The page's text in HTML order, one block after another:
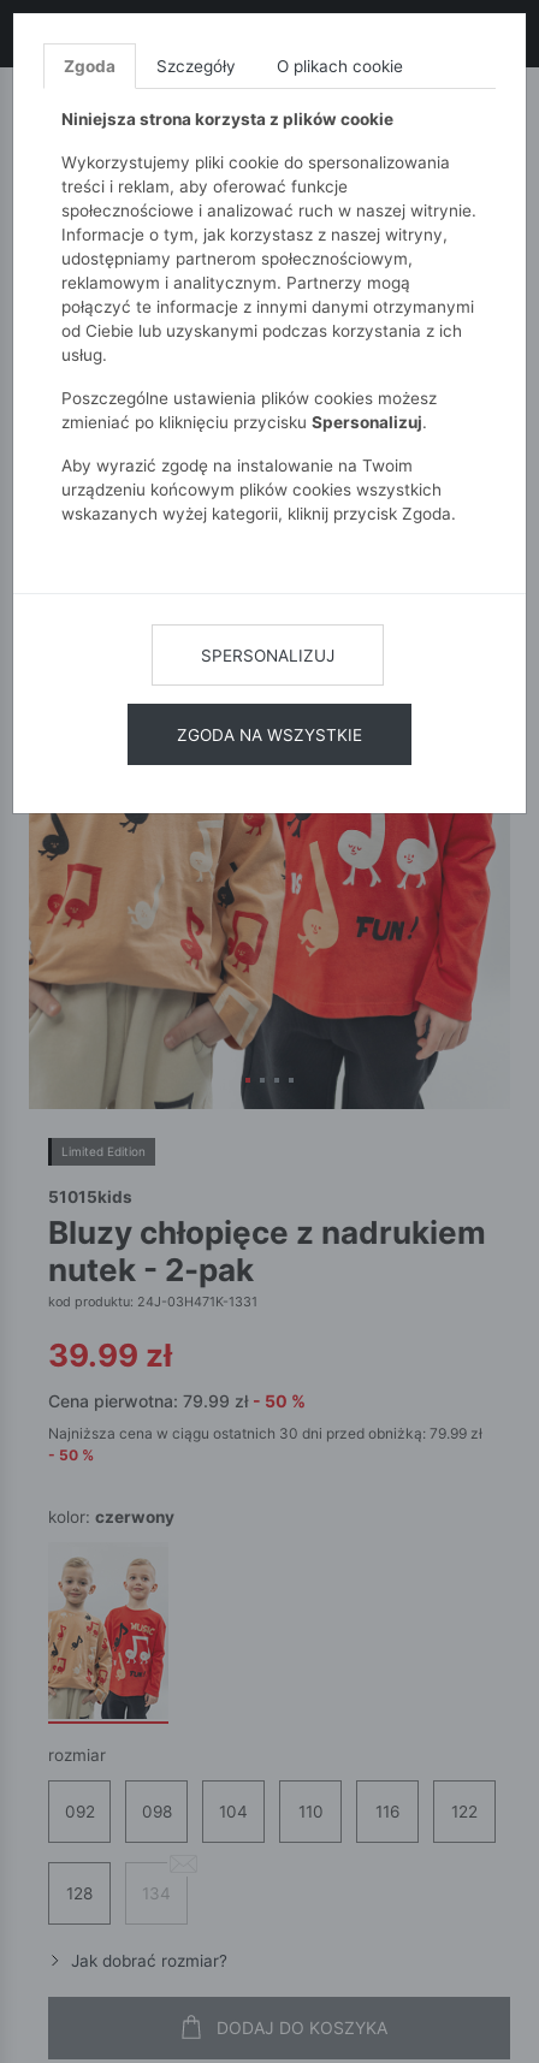
MONNARI QUIOSQUE
51015kids
Chłopcy 2-7 lat
Bluzy chłopięce z nadrukiem nutek - 2-pak
Limited Edition
51015kids
bluzy chłopięce z nadrukiem
nutek - 2-pak
kod produktu: 24J-03H471K-1331
39.99 zł
Cena pierwotna: 79.99 zł - 50 %
Najniższa cena w ciągu ostatnich 30 dni przed obniżką: 79.99 zł
- 50 %
kolor: czerwony
rozmiar
092 098 104 110 116 122
128 134
Jak dobrać rozmiar?
DODAJ DO KOSZYKA
Zgoda Szczegóły O plikach cookie
Niniejsza strona korzysta z plików cookie
Wykorzystujemy pliki cookie do spersonalizowania
treści i reklam, aby oferować funkcje
społecznościowe i analizować ruch w naszej witrynie.
Informacje o tym, jak korzystasz z naszej witryny,
udostępniamy partnerom społecznościowym,
reklamowym i analitycznym. Partnerzy mogą
połączyć te informacje z innymi danymi otrzymanymi
od Ciebie lub uzyskanymi podczas korzystania z ich
usług.
Poszczególne ustawienia plików cookies możesz
zmieniać po kliknięciu przycisku Spersonalizuj.
Aby wyrazić zgodę na instalowanie na Twoim
urządzeniu końcowym plików cookies wszystkich
wskazanych wyżej kategorii, kliknij przycisk Zgoda.
SPERSONALIZUJ
ZGODA NA WSZYSTKIE